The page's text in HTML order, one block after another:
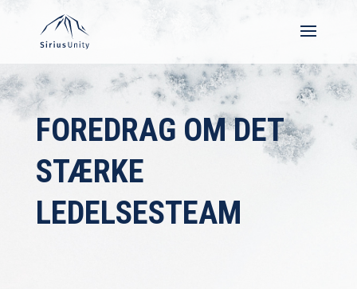
FOREDRAG OMDET
STÆRKE
LEDELSESTEAM